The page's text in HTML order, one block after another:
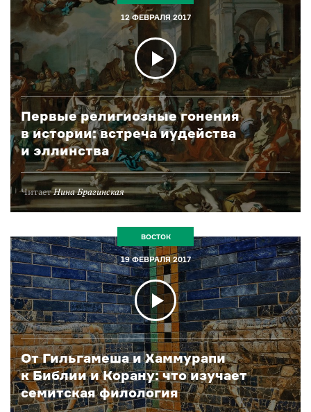
12 ФЕВРАЛЯ 2017
Первые религиозные гонения
в истории: встреча иудейства
и эллинства
ЧитаетНина Брагинская
ВОСТОК
19 ФЕВРАЛЯ 2017
От Гильгамеша и Хаммурапи
к Библии и Корану: что изучает
семитская филология